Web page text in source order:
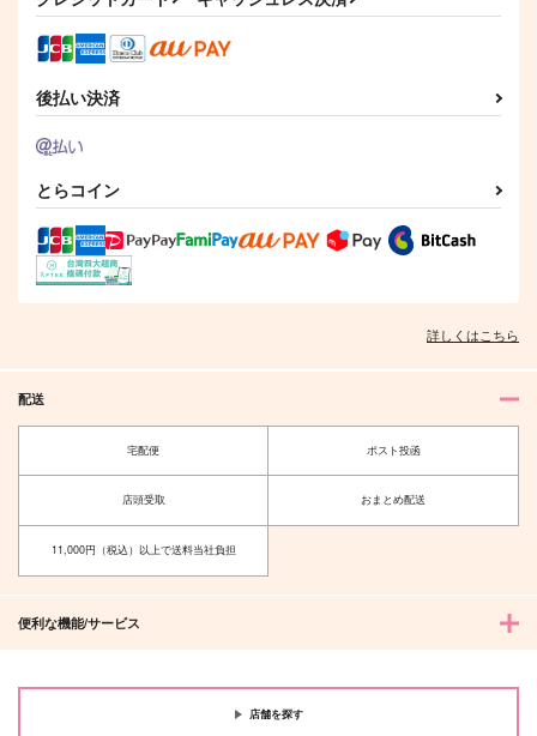
後払い決済
とらコイン
詳しくはこちら
配送
宅配便 ポスト投函
店頭受取 おまとめ配送
11,000円（税込）以上で送料当社負担
便利な機能/サービス
店舗を探す